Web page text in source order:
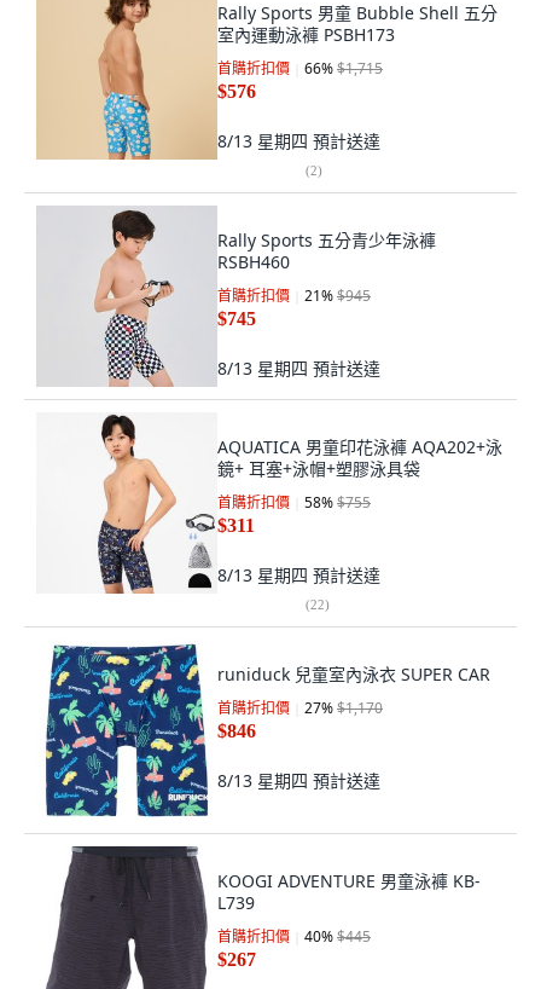
Rally Sports 男童 Bubble Shell 五分
室內運動泳褲 PSBH173
首購折扣價 66%$1,715
$576
8/13 星期四 預計送達
(2)
Rally Sports 五分青少年泳褲
RSBH460
首購折扣價 21%$945
$745
8/13 星期四 預計送達
AQUATICA 男童印花泳褲 AQA202+泳
鏡+ 耳塞+泳帽+塑膠泳具袋
首購折扣價 58%$755
$311
8/13 星期四 預計送達
(22)
runiduck 兒童室內泳衣 SUPER CAR
首購折扣價 27%$1,170
$846
8/13 星期四 預計送達
KOOGI ADVENTURE 男童泳褲 KB-
L739
首購折扣價 40%$445
$267